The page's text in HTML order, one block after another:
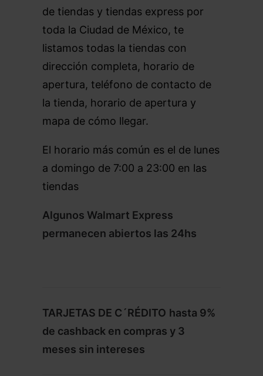
de tiendas y tiendas express por
toda la Ciudad de México, te
listamos todas la tiendas con
dirección completa, horario de
apertura, teléfono de contacto de
la tienda, horario de apertura y
mapa de cómo llegar.
El horario más común es el de lunes
a domingo de 7:00 a 23:00 en las
tiendas
Algunos Walmart Express
permanecen abiertos las 24hs
TARJETAS DE C´RÉDITO hasta 9%
de cashback en compras y 3
meses sin intereses